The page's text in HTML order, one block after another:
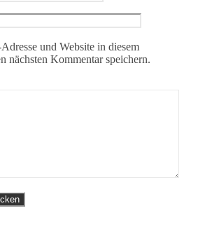
und Website in diesem
nächsten Kommentar speichern.